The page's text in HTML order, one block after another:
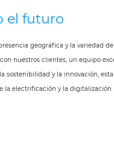
el futuro
geográfica y la variedad
nuestros clientes, un equipo
sostenibilidad y la innovación,
la electrificación y la digitalización.